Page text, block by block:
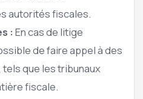
autorités fiscales.
: En cas de litige
de faire appel à des
que les tribunaux
fiscale.